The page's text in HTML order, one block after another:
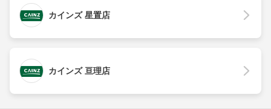
カインズ 星置店
カインズ 亘理店